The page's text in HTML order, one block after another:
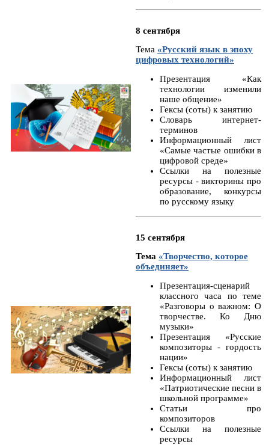
8 сентября
Тема «Русский язык в эпоху
цифровых технологий»
Презентация «Как
технологии изменили
наше общение»
Гексы (соты) к занятию
Словарь интернет-
терминов
Информационный лист
«Самые частые ошибки в
цифровой среде»
Ссылки на полезные
ресурсы - викторины про
образование, конкурсы
по русскому языку
15 сентября
Тема «Творчество, которое
объединяет»
Презентация-сценарий
классного часа по теме
«Разговоры о важном: О
творчестве. Ко Дню
музыки»
Презентация «Русские
композиторы - гордость
нации»
Гексы (соты) к занятию
Информационный лист
«Патриотические песни в
школьной программе»
Статьи про
композиторов
Ссылки на полезные
ресурсы